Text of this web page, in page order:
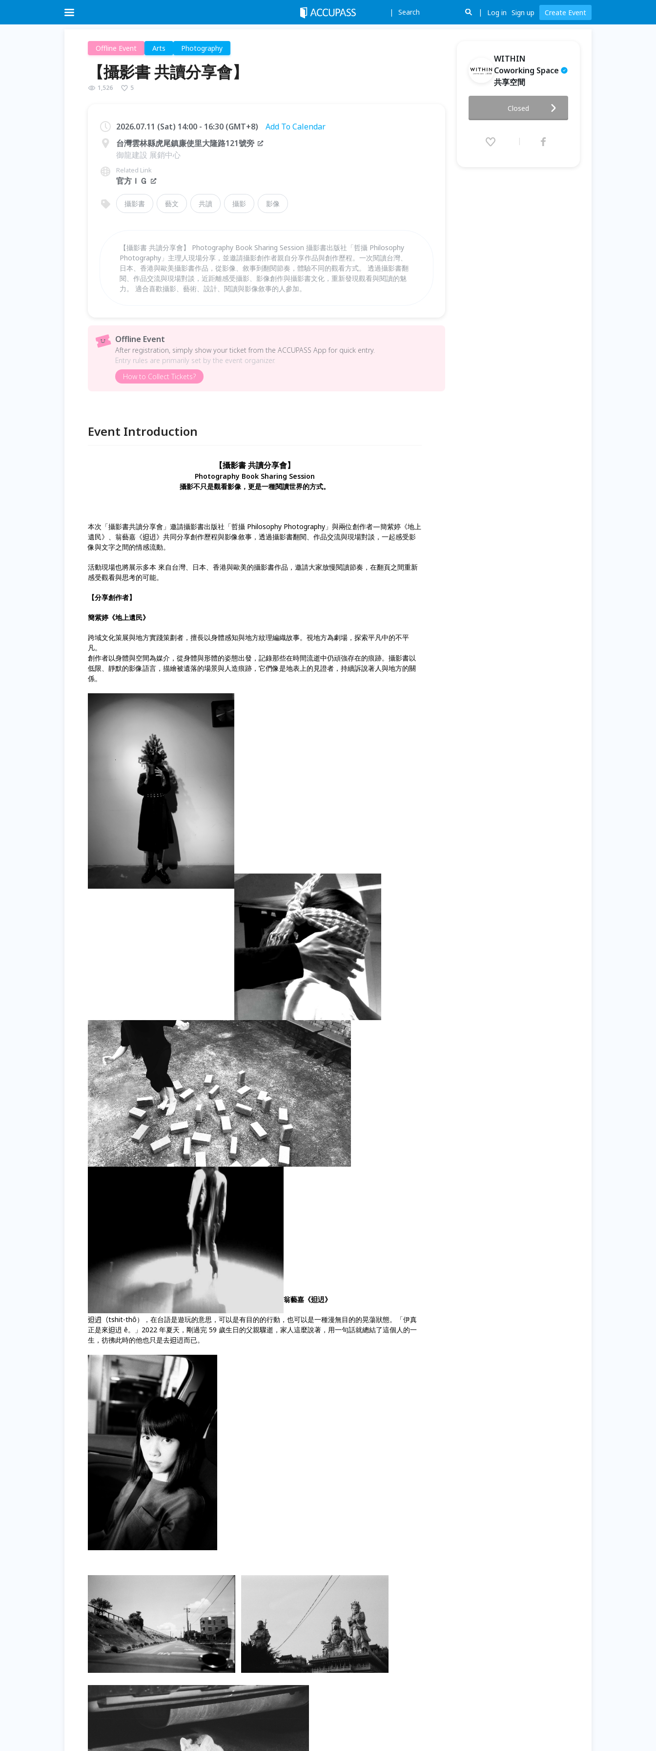
Search Log in Sign up Create Event
Offline Event Arts Photography
【攝影書 共讀分享會】
1,526 5
2026.07.11 (Sat) 14:00 - 16:30 (GMT+8)
Add To Calendar
台灣雲林縣虎尾鎮廉使里大隆路121號旁
御龍建設 展銷中心
Related Link
官方ＩＧ
攝影書 藝文 共讀 攝影 影像
【攝影書 共讀分享會】 Photography Book Sharing Session 攝影書出版社「哲攝 Philosophy
Photography」主理人現場分享，並邀請攝影創作者親自分享作品與創作歷程。一次閱讀台灣、
日本、香港與歐美攝影書作品，從影像、敘事到翻閱節奏，體驗不同的觀看方式。 透過攝影書翻
閱、作品交流與現場對談，近距離感受攝影、影像創作與攝影書文化，重新發現觀看與閱讀的魅
力。 適合喜歡攝影、藝術、設計、閱讀與影像敘事的人參加。
Offline Event
After registration, simply show your ticket from the ACCUPASS App for quick entry.
Entry rules are primarily set by the event organizer.
How to Collect Tickets?
Event Introduction
【攝影書 共讀分享會】
Photography Book Sharing Session
攝影不只是觀看影像，更是一種閱讀世界的方式。
本次「攝影書共讀分享會」邀請攝影書出版社「哲攝 Philosophy Photography」與兩位創作者—簡紫婷《地上
遺民》、翁藝嘉《𨑨迌》共同分享創作歷程與影像敘事，透過攝影書翻閱、作品交流與現場對談，一起感受影
像與文字之間的情感流動。
活動現場也將展示多本 來自台灣、日本、香港與歐美的攝影書作品，邀請大家放慢閱讀節奏，在翻頁之間重新
感受觀看與思考的可能。
【分享創作者】
簡紫婷《地上遺民》
跨域文化策展與地方實踐策劃者，擅長以身體感知與地方紋理編織故事。視地方為劇場，探索平凡中的不平
凡。
創作者以身體與空間為媒介，從身體與形體的姿態出發，記錄那些在時間流逝中仍頑強存在的痕跡。攝影書以
低限、靜默的影像語言，描繪被遺落的場景與人造痕跡，它們像是地表上的見證者，持續訴說著人與地方的關
係。
翁藝嘉《𨑨迌》
𨑨迌（tshit-thô），在台語是遊玩的意思，可以是有目的的行動，也可以是一種漫無目的的晃蕩狀態。「伊真
正是來𨑨迌 ê。」2022 年夏天，剛過完 59 歲生日的父親驟逝，家人這麼說著，用一句話就總結了這個人的一
生，彷彿此時的他也只是去𨑨迌而已。
WITHIN
Coworking Space
共享空間
2026.07.11 (Sat) 14:00 - 16:30
(GMT+8)
Closed